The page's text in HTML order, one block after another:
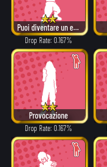
Puoi diventare un eroe!
Drop Rate: 0.167%
Provocazione
Drop Rate: 0.167%